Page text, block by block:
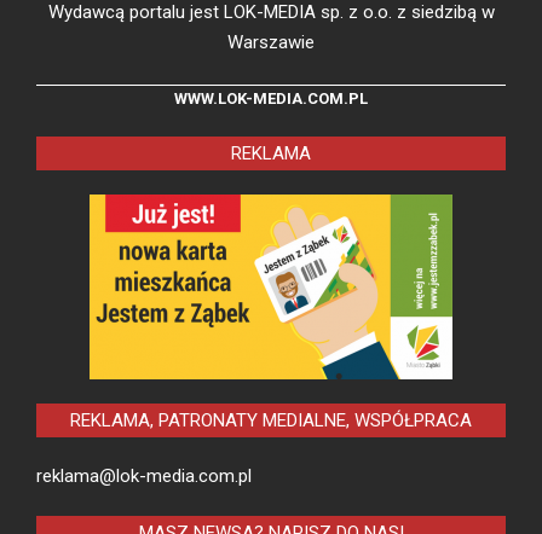
Wydawcą portalu jest LOK-MEDIA sp. z o.o. z siedzibą w
Warszawie
WWW.LOK-MEDIA.COM.PL
REKLAMA
REKLAMA, PATRONATY MEDIALNE, WSPÓŁPRACA
reklama@lok-media.com.pl